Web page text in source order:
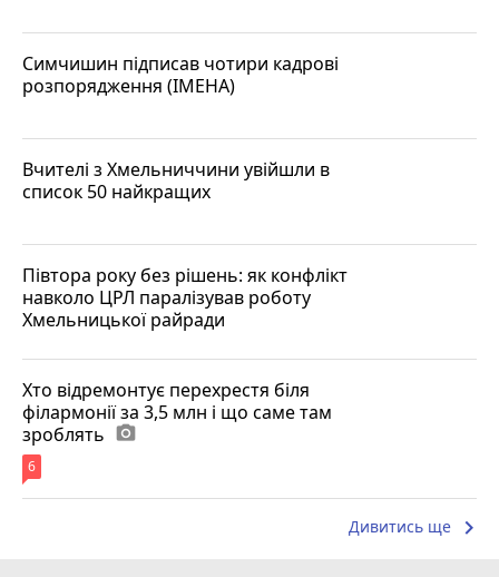
Симчишин підписав чотири кадрові
розпорядження (ІМЕНА)
Вчителі з Хмельниччини увійшли в
список 50 найкращих
Півтора року без рішень: як конфлікт
навколо ЦРЛ паралізував роботу
Хмельницької райради
Хто відремонтує перехрестя біля
філармонії за 3,5 млн і що саме там
зроблять photo_camera
6
Дивитись ще keyboard_arrow_right